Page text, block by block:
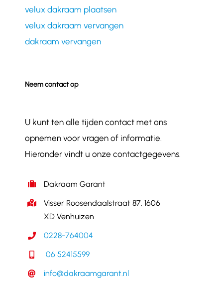
velux dakraam plaatsen
velux dakraam vervangen
dakraam vervangen
Neem contact op
U kunt ten alle tijden contact met ons
opnemen voor vragen of informatie.
Hieronder vindt u onze contactgegevens.
Dakraam Garant
Visser Roosendaalstraat 87, 1606
XD Venhuizen
0228-764004
06 52415599
info@dakraamgarant.nl